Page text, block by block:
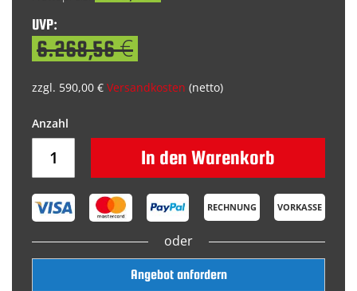
UVP:
6.268,56 €
zzgl. 590,00 € Versandkosten (netto)
In den Warenkorb
RECHNUNG VORKASSE
oder
Angebot anfordern